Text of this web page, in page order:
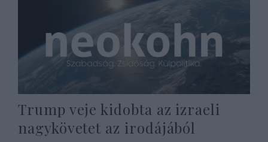
Trump veje kidobta az izraeli
nagykövetet az irodájából